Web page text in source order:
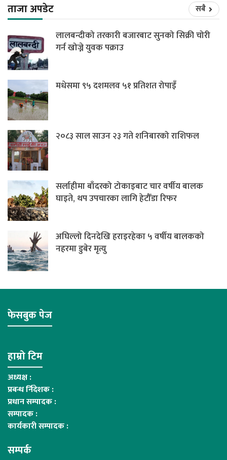
ताजा अपडेट
सबै
लालबन्दीको तरकारी बजारबाट सुनको सिक्री चोरी
गर्न खोज्ने युवक पक्राउ
मधेसमा ९५ दशमलव ५१ प्रतिशत रोपाइँ
२०८३ साल साउन २३ गते शनिबारको राशिफल
सर्लाहीमा बाँदरको टोकाइबाट चार वर्षीय बालक
घाइते, थप उपचारका लागि हेटौँडा रिफर
अघिल्लो दिनदेखि हराइरहेका ५ वर्षीय बालकको
नहरमा डुबेर मृत्यु
फेसबुक पेज
हाम्रो टिम
अध्यक्ष :
प्रबन्ध र्निदेशक :
प्रधान सम्पादक :
सम्पादक :
कार्यकारी सम्पादक :
सम्पर्क